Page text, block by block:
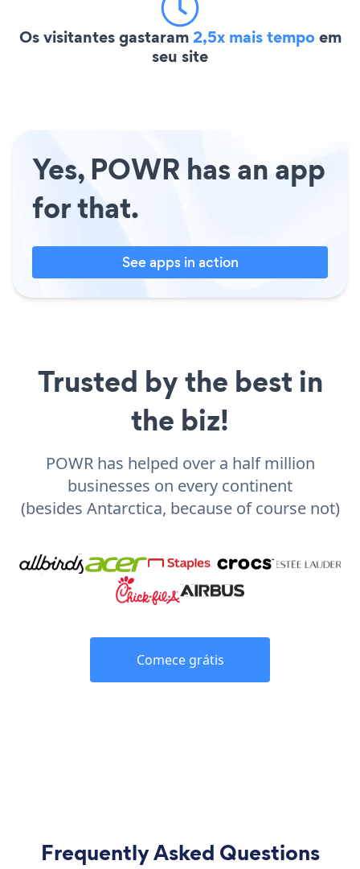
Os visitantes gastaram2,5x mais tempoem
seu site
Yes, POWR has an app
for that.
See apps in action
Trusted by the best in
the biz!
POWR has helped over a half million
businesses on every continent
(besides Antarctica, because of course not)
Comece grátis
Frequently Asked Questions